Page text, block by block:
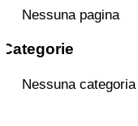
Nessuna pagina
Categorie
Nessuna categoria